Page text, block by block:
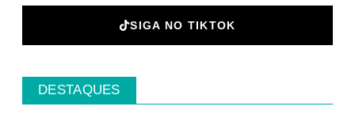
SIGA NO TIKTOK
DESTAQUES